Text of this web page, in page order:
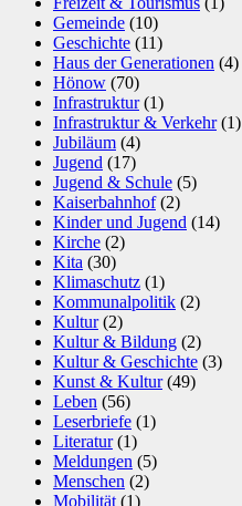
Gemeinde (10)
Geschichte (11)
Haus der Generationen (4)
Hönow (70)
Infrastruktur(1)
Infrastruktur & Verkehr(1)
Jubiläum (4)
Jugend (17)
Jugend & Schule (5)
Kaiserbahnhof(2)
Kinder und Jugend (14)
Kirche (2)
Kita (30)
Klimaschutz (1)
Kommunalpolitik (2)
Kultur(2)
Kultur & Bildung (2)
Kultur & Geschichte (3)
Kunst & Kultur(49)
Leben (56)
Leserbriefe (1)
Literatur(1)
Meldungen (5)
Menschen (2)
Mobilität(1)